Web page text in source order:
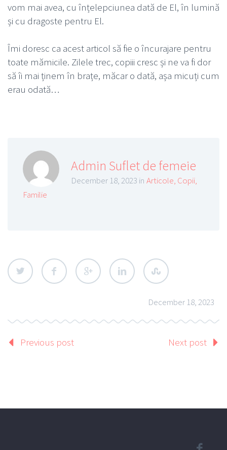
vom mai avea, cu înțelepciunea dată de El, în lumină
și cu dragoste pentru El.
Îmi doresc ca acest articol să fie o încurajare pentru
toate mămicile. Zilele trec, copiii cresc și ne va fi dor
să îi mai ținem în brațe, măcar o dată, așa micuți cum
erau odată…
Admin Suflet de femeie
December 18, 2023 in Articole, Copii,
Familie
December 18, 2023
Previous post Next post